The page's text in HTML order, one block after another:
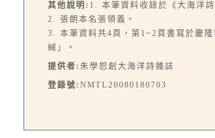
其他說明: 1. 本筆資料收錄於《大海洋
2. 張朗本名張領義。
3. 本筆資料共4頁，第1~2頁書寫於慶
緘」。
提供者: 朱學恕創大海洋詩雜誌
登錄號: NMTL20080180703